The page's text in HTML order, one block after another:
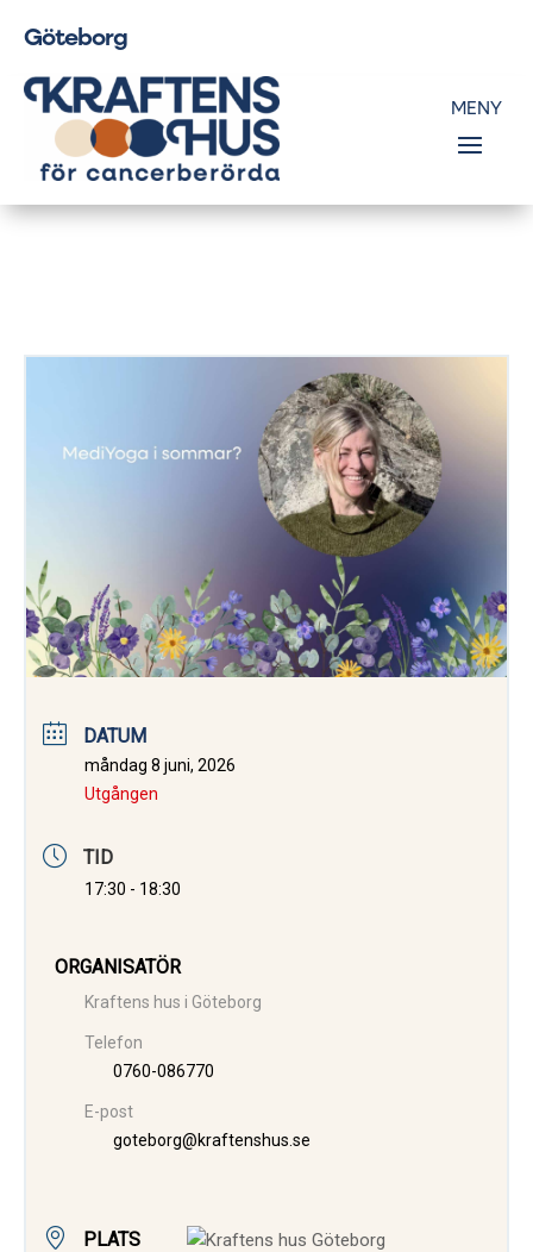
Göteborg
DATUM
måndag 8 juni, 2026
Utgången
TID
17:30 - 18:30
ORGANISATÖR
Kraftens hus i Göteborg
Telefon
0760-086770
E-post
goteborg@kraftenshus.se
PLATS